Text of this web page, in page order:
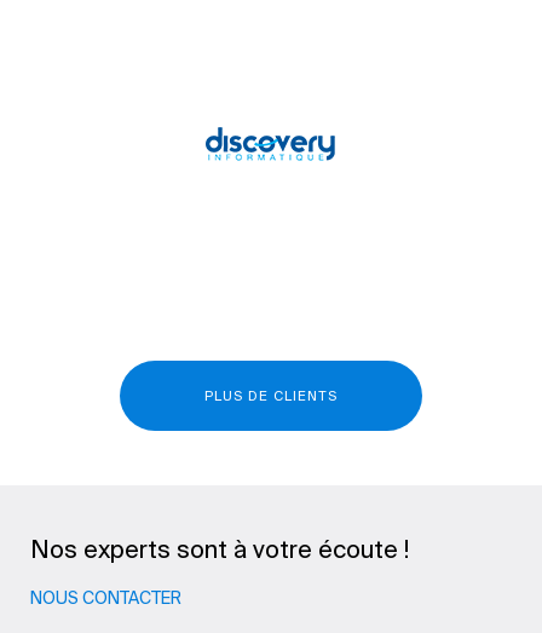
PLUS DE CLIENTS
Nos experts sont à votre écoute !
NOUS CONTACTER